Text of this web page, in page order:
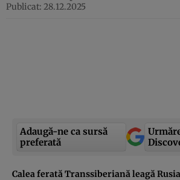
Publicat: 28.12.2025
Adaugă-ne ca sursă
preferată
Calea ferată Transsiberiană leagă